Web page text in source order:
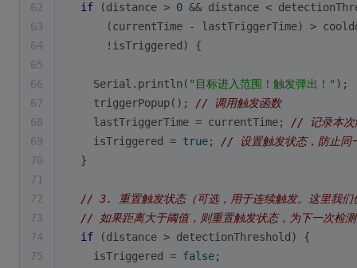
62
if (distance > 0 && distance <
63
(currentTime - lastTriggerTime) >
64
      !isTriggered) {
65
66
    Serial.
println ( "目标进入范围！触发弹出！" );
67
triggerPopup(); // 调用触发函数
68
    lastTriggerTime = currentTime;
// 记录本次
69
    isTriggered =
true; // 设置触发状态，防止同
70
  }
71
72
// 3. 重置触发状态（可选，用于连续触发。这里我们
73
// 如果距离大于阈值，则重置触发状态，为下一次检
74
if (distance > detectionThreshold) {
75
    isTriggered =
false;